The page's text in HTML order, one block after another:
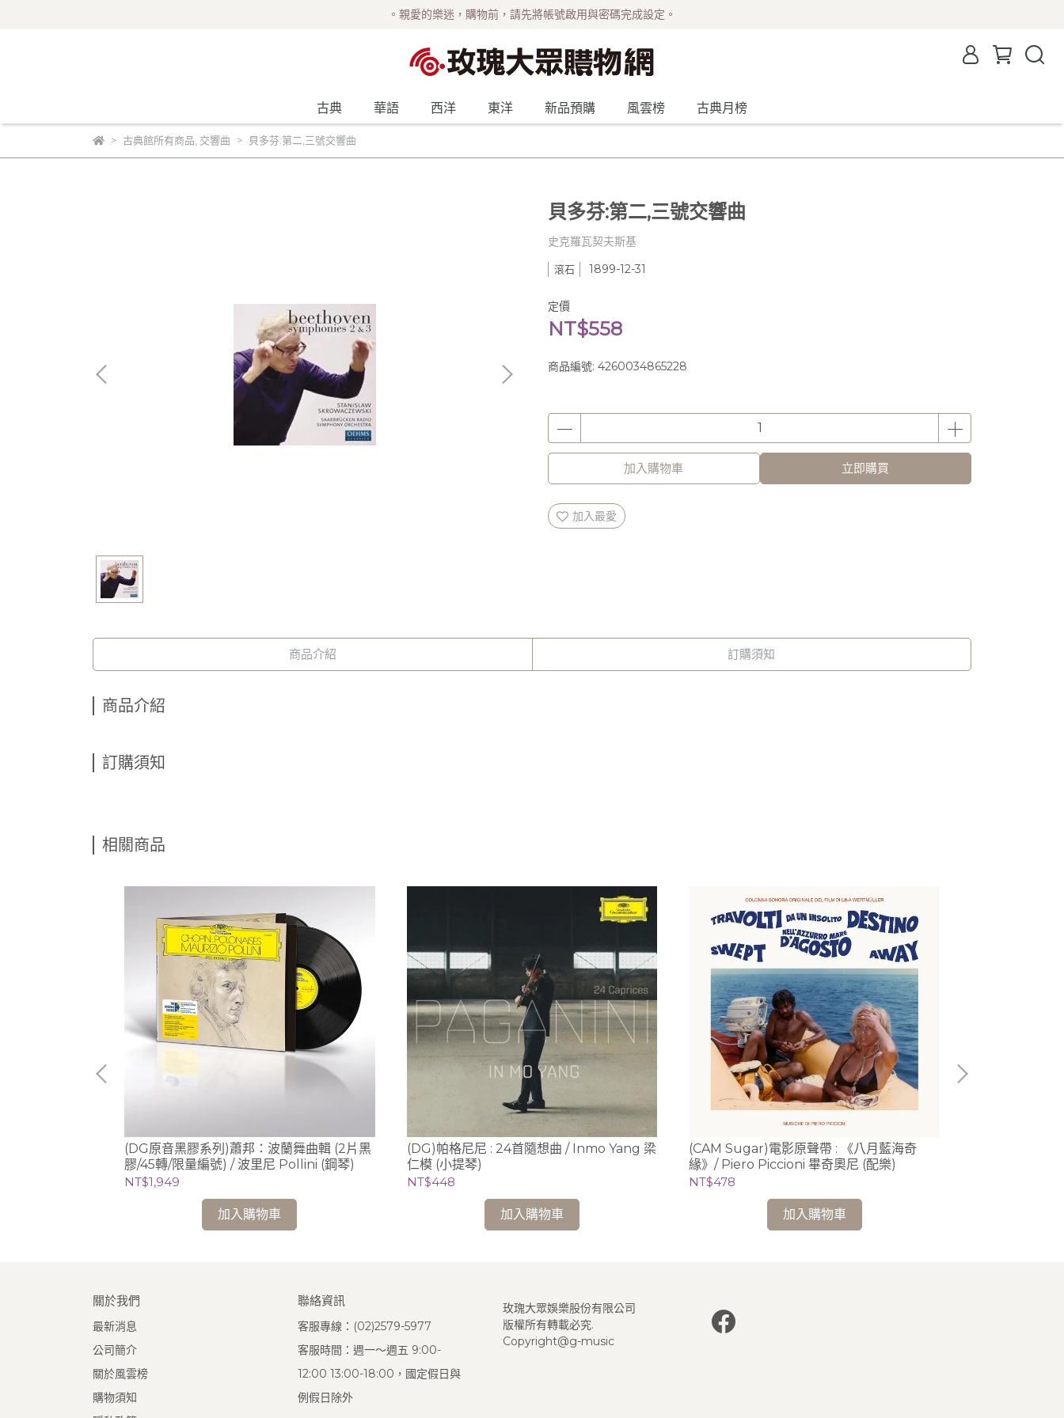
。親愛的樂迷，購物前，請先將帳號啟用與密碼完成設定。
古典 華語 西洋 東洋 新品預購 風雲榜 古典月榜
古典館所有商品 交響曲 貝多芬:第二,三號交響曲
貝多芬:第二,三號交響曲
史克羅瓦契夫斯基
滾石 1899-12-31
定價
NT$558
商品編號: 4260034865228
加入購物車 立即購買
加入最愛
商品介紹 訂購須知
商品介紹
訂購須知
相關商品
(DG原音黑膠系列)蕭邦：波蘭舞曲輯 (2片黑
膠/45轉/限量編號) / 波里尼 Pollini (鋼琴)
NT$1,949
加入購物車
(DG)帕格尼尼 : 24首隨想曲 / Inmo Yang 梁
仁模 (小提琴)
NT$448
加入購物車
(CAM Sugar)電影原聲帶 : 《八月藍海奇
緣》/ Piero Piccioni 畢奇奧尼 (配樂)
NT$478
加入購物車
關於我們
最新消息
公司簡介
關於風雲榜
購物須知
聯絡資訊
客服專線：(02)2579-5977
客服時間：週一～週五 9:00-
12:00 13:00-18:00，國定假日與
例假日除外
玫瑰大眾娛樂股份有限公司
版權所有轉載必究.
Copyright@g-music